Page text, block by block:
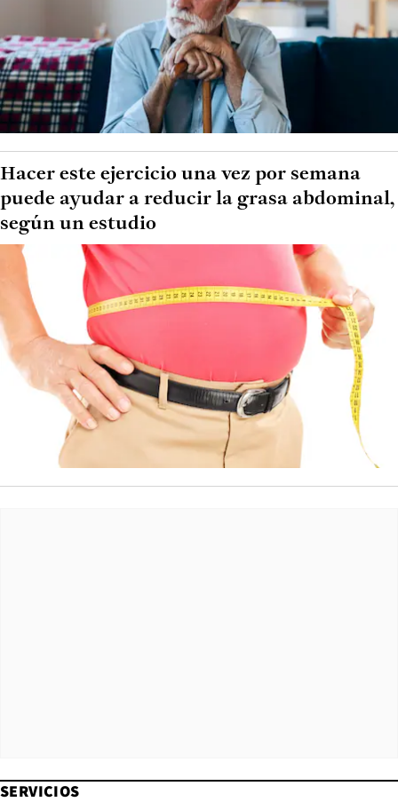
Hacer este ejercicio una vez por semana
puede ayudar a reducir la grasa abdominal,
según un estudio
SERVICIOS